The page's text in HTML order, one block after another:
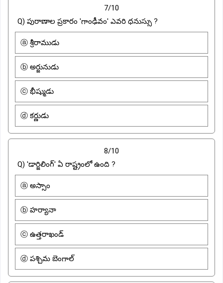
7/10
Q) పురాణాల ప్రకారం 'గాంఢీవం' ఎవరి ధనుస్సు ?
ⓐ శ్రీరాముడు
ⓑ అర్జునుడు
ⓒ భీష్ముడు
ⓓ కర్ణుడు
8/10
Q) 'డార్జిలింగ్' ఏ రాష్ట్రంలో ఉంది ?
ⓐ అస్సాం
ⓑ హర్యానా
ⓒ ఉత్తరాఖండ్
ⓓ పశ్చిమ బెంగాల్